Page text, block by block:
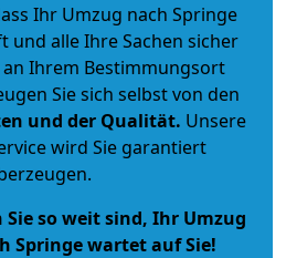
Ihr Umzug nach Springe
und alle Ihre Sachen sicher
Ihrem Bestimmungsort
Sie sich selbst von den
und der Qualität. Unsere
wird Sie garantiert
so weit sind, Ihr Umzug
Springe wartet auf Sie!